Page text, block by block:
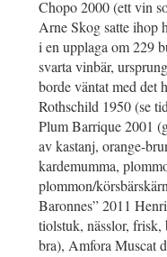
Chopo 2000 (ett vin
Arne Skog satte ihop
i en upplaga om 229
svarta vinbär,
borde väntat med
Rothschild 1950 (se
Plum Barrique 2001
av kastanj, orange-
kardemumma,
plommon/
Baronnes” 2011
tiolstuk, nässlor, frisk,
bra), Amfora Muscat